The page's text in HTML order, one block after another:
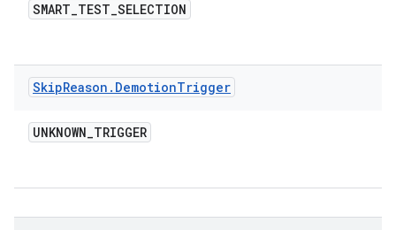
SMART_TEST_SELECTION
SkipReason . DemotionTrigger
UNKNOWN_TRIGGER